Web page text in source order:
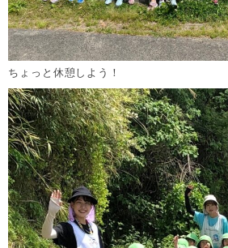
ちょっと休憩しよう！